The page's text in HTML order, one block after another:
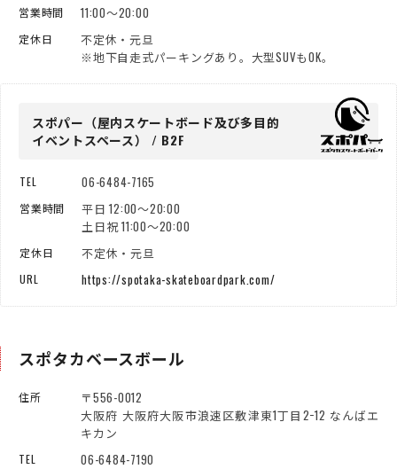
営業時間 11:00～20:00
定休日
不定休・元旦
※地下自走式パーキングあり。大型SUVもOK。
スポパー（屋内スケートボード及び多目的
イベントスペース） / B2F
TEL 06-6484-7165
営業時間
平日 12:00～20:00
土日祝 11:00～20:00
定休日 不定休・元旦
URL https://spotaka-skateboardpark.com/
スポタカベースボール
住所
〒556-0012
大阪府 大阪府大阪市浪速区敷津東1丁目2−12 なんばエ
キカン
TEL 06-6484-7190